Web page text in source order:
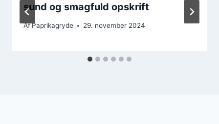
sund og smagfuld opskrift
AfPaprikagryde 29. november 2024